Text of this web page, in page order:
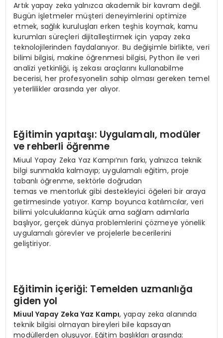
Artık yapay zeka yalnızca akademik bir kavram değil.
Bugün işletmeler müşteri deneyimlerini optimize
etmek, sağlık kuruluşları erken teşhis koymak, kamu
kurumları süreçleri dijitalleştirmek için yapay zeka
teknolojilerinden faydalanıyor. Bu değişimle birlikte, veri
bilimi bilgisi, makine öğrenmesi bilgisi, Python ile veri
analizi yetkinliği, iş zekası araçlarını kullanabilme
becerisi, her profesyonelin sahip olması gereken temel
yeterlilikler arasında yer alıyor.
Eğitimin yapıtaşı: Uygulamalı, modüler
ve rehberli öğrenme
Miuul Yapay Zeka Yaz Kampı’nın farkı, yalnızca teknik
bilgi sunmakla kalmayıp; uygulamalı eğitim, proje
tabanlı öğrenme, sektörle doğrudan
temas ve mentorluk gibi destekleyici öğeleri bir araya
getirmesinde yatıyor. Kamp boyunca katılımcılar, veri
bilimi yolculuklarına küçük ama sağlam adımlarla
başlıyor, gerçek dünya problemlerini çözmeye yönelik
uygulamalı görevler ve projelerle becerilerini
geliştiriyor.
Eğitimin içeriği: Temelden uzmanlığa
giden yol
Miuul Yapay Zeka Yaz Kampı, yapay zeka alanında
teknik bilgisi olmayan bireyleri bile kapsayan
modüllerden oluşuyor. Eğitim başlıkları arasında: